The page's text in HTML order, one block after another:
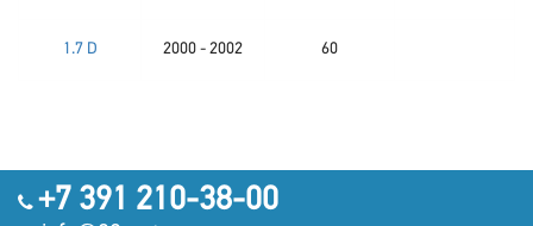
1.7 D 2000 - 2002 60
+7 391 210-38-00